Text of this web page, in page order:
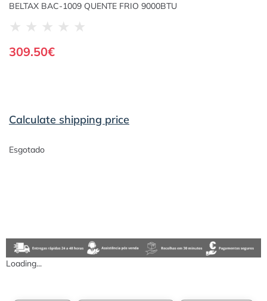
BELTAX BAC-1009 QUENTE FRIO 9000BTU
★ ★ ★ ★ ★
309.50€
Calculate shipping price
Esgotado
Loading...